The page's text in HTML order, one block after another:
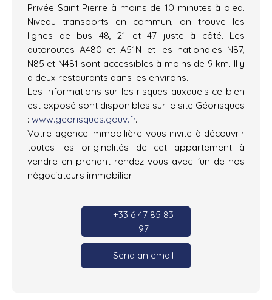
Privée Saint Pierre à moins de 10 minutes à pied.
Niveau transports en commun, on trouve les
lignes de bus 48, 21 et 47 juste à côté. Les
autoroutes A480 et A51N et les nationales N87,
N85 et N481 sont accessibles à moins de 9 km. Il y
a deux restaurants dans les environs.
Les informations sur les risques auxquels ce bien
est exposé sont disponibles sur le site Géorisques
: www.georisques.gouv.fr.
Votre agence immobilière vous invite à découvrir
toutes les originalités de cet appartement à
vendre en prenant rendez-vous avec l'un de nos
négociateurs immobilier.
+33 6 47 85 83
97
Send an email